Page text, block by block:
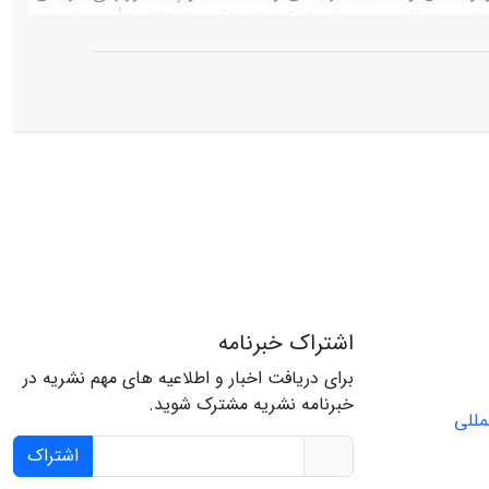
و توافقی نسبی ایجاد کند تا منافع‏ متقابل‏شان تأمین شود».
اشتراک خبرنامه
برای دریافت اخبار و اطلاعیه های مهم نشریه در
خبرنامه نشریه مشترک شوید.
اشتراک